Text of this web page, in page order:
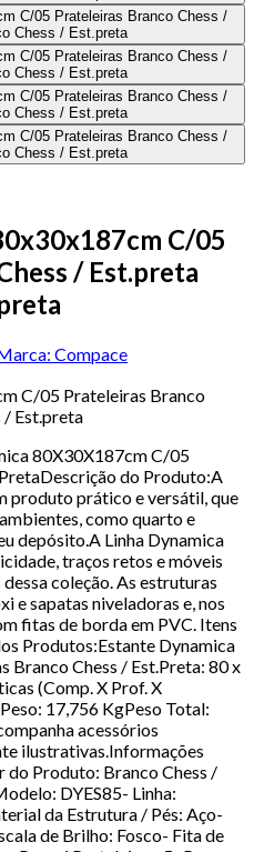
C/05
/ Est.preta
Compace
C/05 Prateleiras Branco
/ Est.preta
80X30X187cm C/05
do Produto:A
produto prático e versátil, que
como quarto e
depósito.A Linha Dynamica
traços retos e móveis
coleção. As estruturas
e sapatas niveladoras e, nos
fitas de borda em PVC. Itens
Produtos:Estante Dynamica
Chess / Est.Preta: 80 x
(Comp. X Prof. X
17,756 KgPeso Total:
acessórios
ilustrativas.Informações
do Produto: Branco Chess /
DYES85- Linha:
da Estrutura / Pés: Aço-
de Brilho: Fosco- Fita de